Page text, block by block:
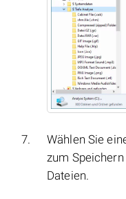
Wählen Sie
zum
Dateien.